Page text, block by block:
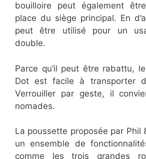
bouilloire peut également
place du siège principal. En
peut être utilisé pour un
double.
Parce qu’il peut être rabattu,
Dot est facile à transporter
Verrouiller par geste, il
nomades.
La poussette proposée par Phil
un ensemble de
comme les trois grandes